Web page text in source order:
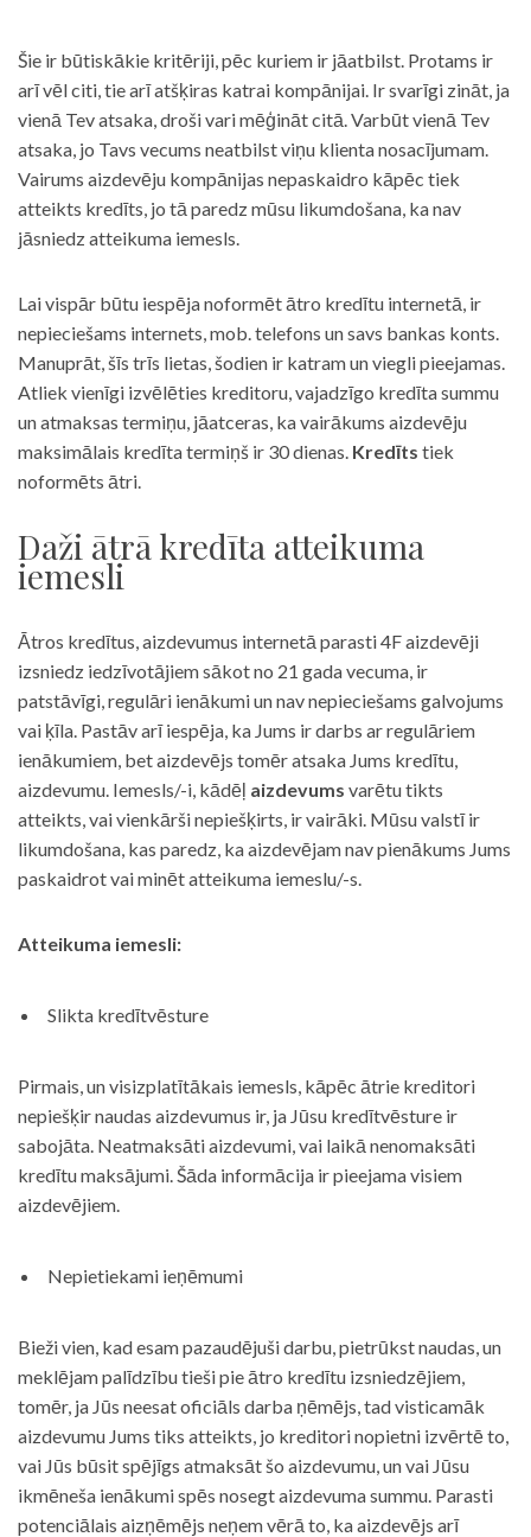
Šie ir būtiskākie kritēriji, pēc kuriem ir jāatbilst. Protams ir
arī vēl citi, tie arī atšķiras katrai kompānijai. Ir svarīgi zināt, ja
vienā Tev atsaka, droši vari mēģināt citā. Varbūt vienā Tev
atsaka, jo Tavs vecums neatbilst viņu klienta nosacījumam.
Vairums aizdevēju kompānijas nepaskaidro kāpēc tiek
atteikts kredīts, jo tā paredz mūsu likumdošana, ka nav
jāsniedz atteikuma iemesls.
Lai vispār būtu iespēja noformēt ātro kredītu internetā, ir
nepieciešams internets, mob. telefons un savs bankas konts.
Manuprāt, šīs trīs lietas, šodien ir katram un viegli pieejamas.
Atliek vienīgi izvēlēties kreditoru, vajadzīgo kredīta summu
un atmaksas termiņu, jāatceras, ka vairākums aizdevēju
maksimālais kredīta termiņš ir 30 dienas. Kredīts tiek
noformēts ātri.
Daži ātrā kredīta atteikuma
iemesli
Ātros kredītus, aizdevumus internetā parasti 4F aizdevēji
izsniedz iedzīvotājiem sākot no 21 gada vecuma, ir
patstāvīgi, regulāri ienākumi un nav nepieciešams galvojums
vai ķīla. Pastāv arī iespēja, ka Jums ir darbs ar regulāriem
ienākumiem, bet aizdevējs tomēr atsaka Jums kredītu,
aizdevumu. Iemesls/-i, kādēļ aizdevums varētu tikts
atteikts, vai vienkārši nepiešķirts, ir vairāki. Mūsu valstī ir
likumdošana, kas paredz, ka aizdevējam nav pienākums Jums
paskaidrot vai minēt atteikuma iemeslu/-s.
Atteikuma iemesli:
Slikta kredītvēsture
Pirmais, un visizplatītākais iemesls, kāpēc ātrie kreditori
nepiešķir naudas aizdevumus ir, ja Jūsu kredītvēsture ir
sabojāta. Neatmaksāti aizdevumi, vai laikā nenomaksāti
kredītu maksājumi. Šāda informācija ir pieejama visiem
aizdevējiem.
Nepietiekami ieņēmumi
Bieži vien, kad esam pazaudējuši darbu, pietrūkst naudas, un
meklējam palīdzību tieši pie ātro kredītu izsniedzējiem,
tomēr, ja Jūs neesat oficiāls darba ņēmējs, tad visticamāk
aizdevumu Jums tiks atteikts, jo kreditori nopietni izvērtē to,
vai Jūs būsit spējīgs atmaksāt šo aizdevumu, un vai Jūsu
ikmēneša ienākumi spēs nosegt aizdevuma summu. Parasti
potenciālais aizņēmējs neņem vērā to, ka aizdevējs arī